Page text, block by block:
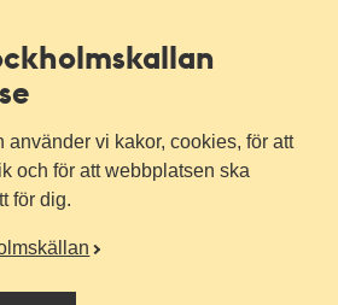
använder vi kakor, cookies, för att
och för att webbplatsen ska
för dig.